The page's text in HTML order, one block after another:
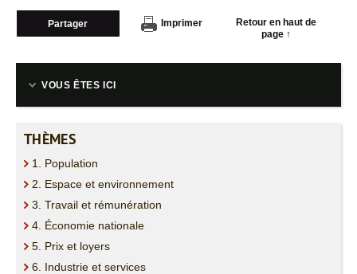
Partager Imprimer
Retour en haut de
page ↑
VOUS ÊTES ICI
THÈMES
1. Population
2. Espace et environnement
3. Travail et rémunération
4. Économie nationale
5. Prix et loyers
6. Industrie et services